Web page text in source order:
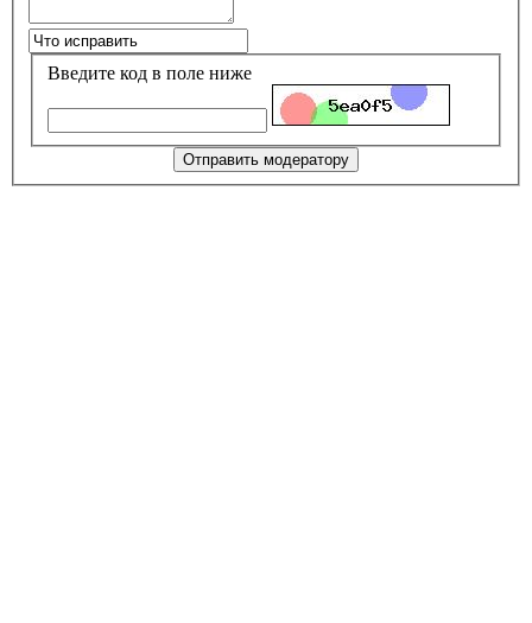
Введите код в поле ниже
Отправить модератору